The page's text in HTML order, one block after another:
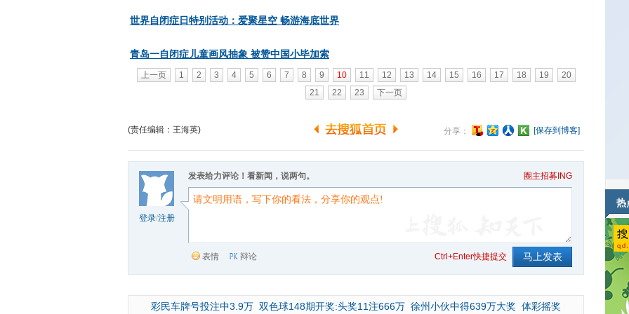
世界自闭症日特别活动：爱聚星空 畅游海底世界
青岛一自闭症儿童画风抽象 被赞中国小毕加索
上一页 1 2 3 4 5 6 7 8 9 10 11 12 13 14 15 16 17 18 19
20
21
22 23 下一页
(责任编辑：王海英) 分享： [保存到博客]
登录/注册
发表给力评论！看新闻，说两句。 圈主招募ING
表情 辩论 Ctrl+Enter快捷提交
彩民车牌号投注中3.9万 双色球148期开奖:头奖11注666万 徐州小伙中得639万大奖 体彩摇奖
热